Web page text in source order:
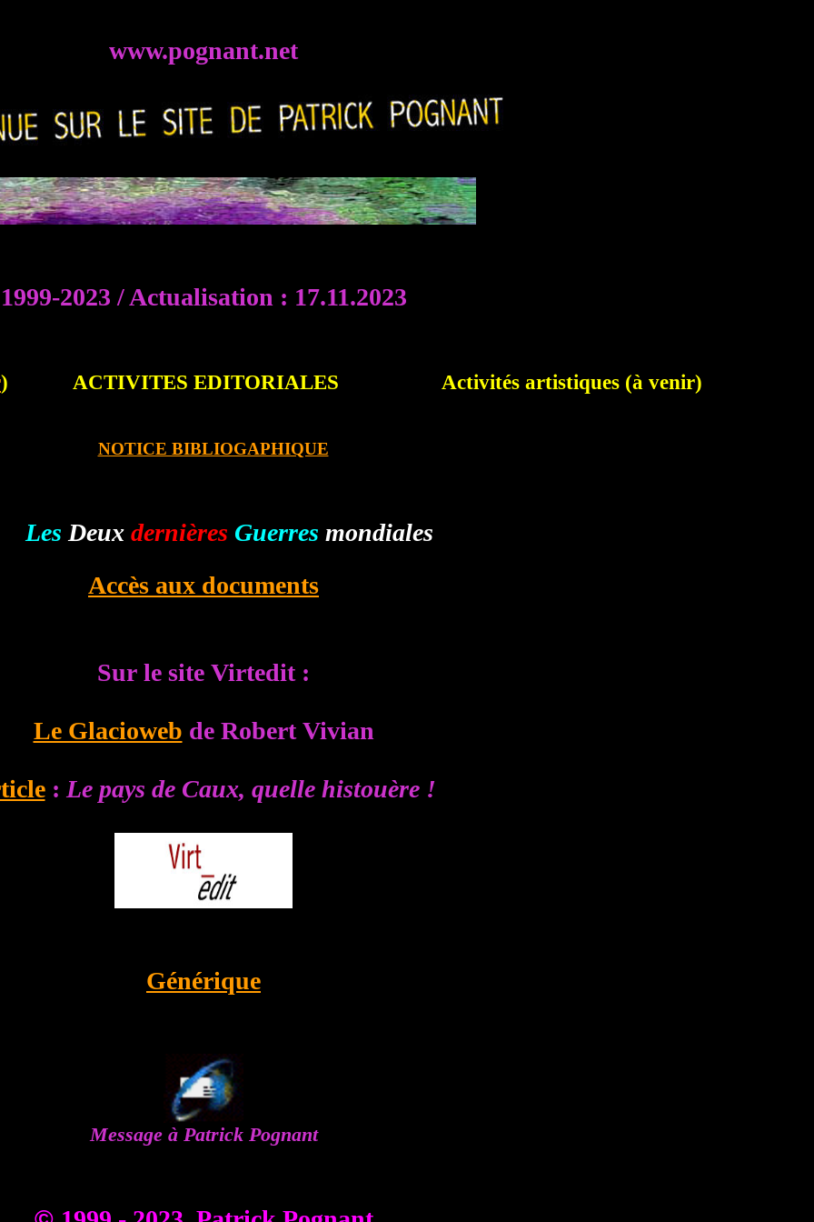
www.pognant.net
1999-2023 / Actualisation : 17.11.2023
) ACTIVITES EDITORIALES Activités artistiques (à venir)
NOTICE BIBLIOGAPHIQUE
Deux dernières Guerres mondiales
Accès aux documents
Sur le site Virtedit :
Le Glacioweb de Robert Vivian
: Le pays de Caux, quelle histouère !
Générique
Message à Patrick Pognant